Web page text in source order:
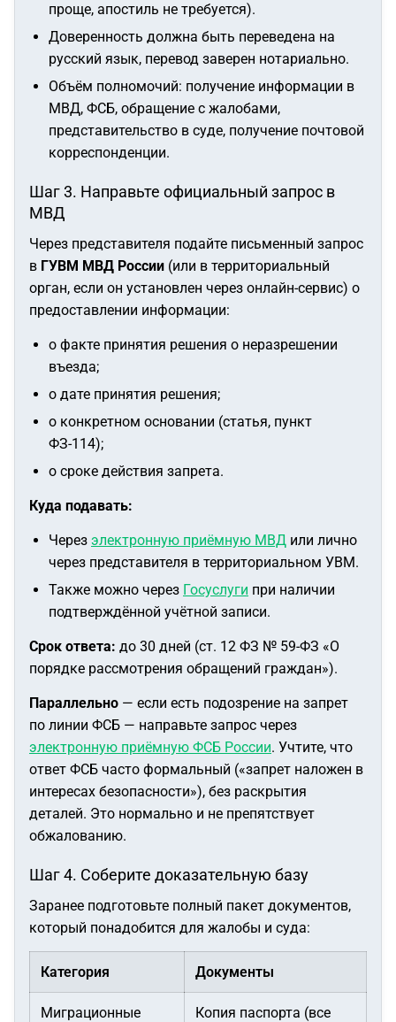
проще, апостиль не требуется).
Доверенность должна быть переведена на
русский язык, перевод заверен нотариально.
Объём полномочий: получение информации в
МВД, ФСБ, обращение с жалобами,
представительство в суде, получение почтовой
корреспонденции.
Шаг 3. Направьте официальный запрос в
МВД
Через представителя подайте письменный запрос
в ГУВМ МВД России (или в территориальный
орган, если он установлен через онлайн-сервис) о
предоставлении информации:
о факте принятия решения о неразрешении
въезда;
о дате принятия решения;
о конкретном основании (статья, пункт
ФЗ-114);
о сроке действия запрета.
Куда подавать:
Через электронную приёмную МВД или лично
через представителя в территориальном УВМ.
Также можно через Госуслуги при наличии
подтверждённой учётной записи.
Срок ответа: до 30 дней (ст. 12 ФЗ № 59-ФЗ «О
порядке рассмотрения обращений граждан»).
Параллельно — если есть подозрение на запрет
по линии ФСБ — направьте запрос через
электронную приёмную ФСБ России. Учтите, что
ответ ФСБ часто формальный («запрет наложен в
интересах безопасности»), без раскрытия
деталей. Это нормально и не препятствует
обжалованию.
Шаг 4. Соберите доказательную базу
Заранее подготовьте полный пакет документов,
который понадобится для жалобы и суда:
Категория Документы
Миграционные
Копия паспорта (все